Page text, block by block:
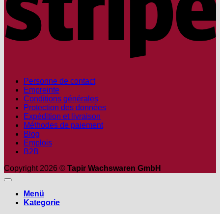
Personne de contact
Empreinte
Conditions générales
Protection des données
Expédition et livraison
Méthodes de paiement
Blog
Emplois
B2B
Copyright 2026 © Tapir Wachswaren GmbH
Menü
Kategorie